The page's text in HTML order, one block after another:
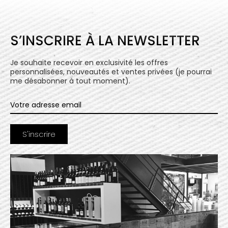
S’INSCRIRE À LA NEWSLETTER
Je souhaite recevoir en exclusivité les offres
personnalisées, nouveautés et ventes privées (je pourrai
me désabonner à tout moment).